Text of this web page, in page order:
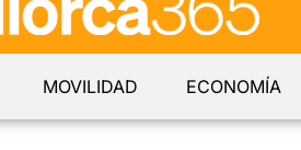
MOVILIDAD ECONOMÍA